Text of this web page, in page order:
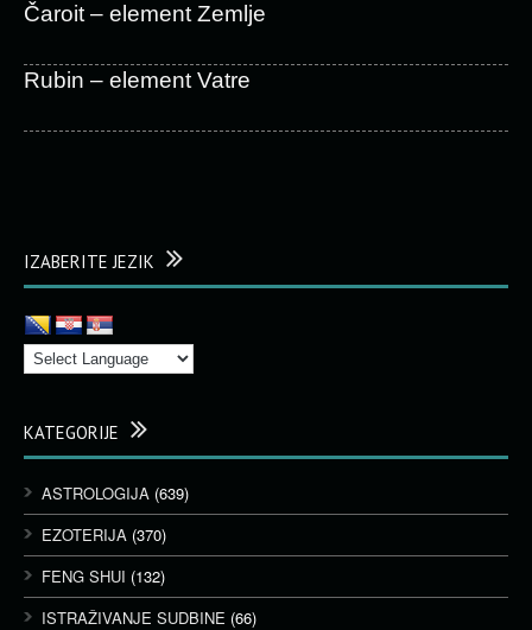
Čaroit – element Zemlje
Rubin – element Vatre
IZABERITE JEZIK
KATEGORIJE
ASTROLOGIJA (639)
EZOTERIJA (370)
FENG SHUI (132)
ISTRAŽIVANJE SUDBINE (66)